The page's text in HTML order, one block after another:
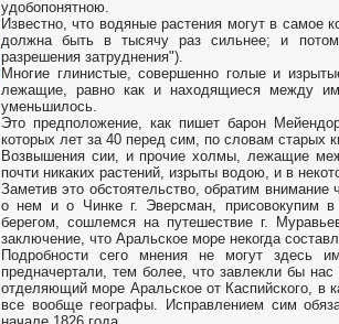
удобопонятною.
Известно, что водяные растения могут в самое
должна быть в тысячу раз сильнее; и
разрешения затруднения").
Многие глинистые, совершенно голые и
лежащие, равно как и находящиеся между
уменьшилось.
Это предположение, как пишет барон
которых лет за 40 перед сим, по словам старых
Возвышения сии, и прочие холмы, лежащие
почти никаких растений, изрыты водою, и в
Заметив это обстоятельство, обратим
о нем и о Чинке г. Эверсман, присовокупим в
берегом, сошлемся на путешествие г.
заключение, что Аральское море некогда
Подробности сего мнения не могут
предначертали, тем более, что завлекли бы
отделяющий море Аральское от Каспийского, в
все вообще географы. Исправлением сим